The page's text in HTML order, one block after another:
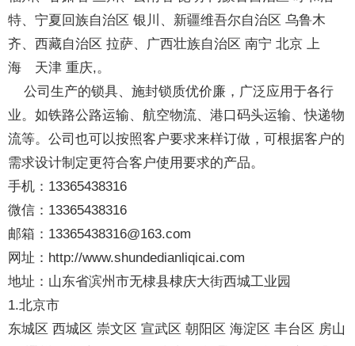
特、宁夏回族自治区 银川、新疆维吾尔自治区 乌鲁木
齐、西藏自治区 拉萨、广西壮族自治区 南宁 北京 上
海 天津 重庆,。
公司生产的锁具、施封锁质优价廉，广泛应用于各行
业。如铁路公路运输、航空物流、港口码头运输、快递物
流等。公司也可以按照客户要求来样订做，可根据客户的
需求设计制定更符合客户使用要求的产品。
手机：13365438316
微信：13365438316
邮箱：13365438316@163.com
网址：http://www.shundedianliqicai.com
地址：山东省滨州市无棣县棣庆大街西城工业园
1.北京市
东城区 西城区 崇文区 宣武区 朝阳区 海淀区 丰台区 房山